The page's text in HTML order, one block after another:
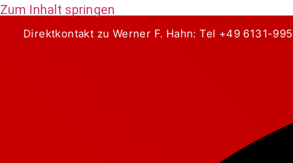
Zum Inhalt springen
Direktkontakt zu Werner F. Hahn: Tel +49 6131-